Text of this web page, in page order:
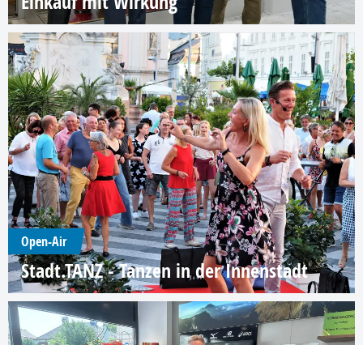
Open-Air
Stadt.TANZ - Tanzen in der Innenstadt